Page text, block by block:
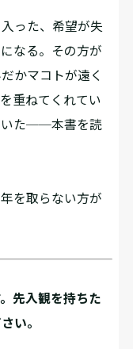
った、希望が失
なる。その方が
かマコトが遠く
重ねてくれてい
いた──本書を読
を取らない方が
先入観を持ちた
い。